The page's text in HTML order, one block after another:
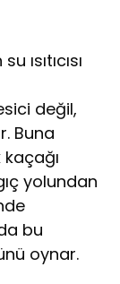
ısıtıcısı
değil,
Buna
yolundan
bu
oynar.